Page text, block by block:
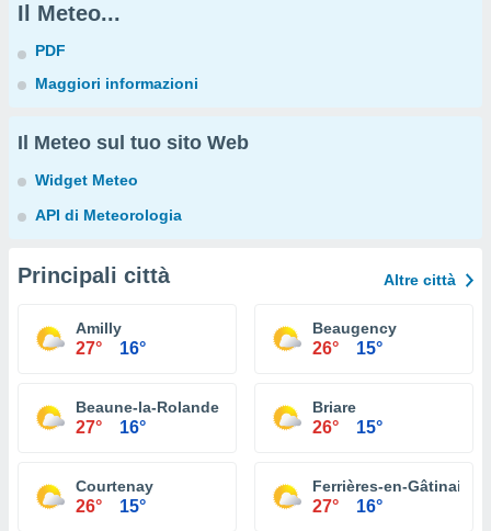
Il Meteo...
PDF
Maggiori informazioni
Il Meteo sul tuo sito Web
Widget Meteo
API di Meteorologia
Principali città Altre città
Amilly
27° 16°
Beaugency
26° 15°
Beaune-la-Rolande
27° 16°
Briare
26° 15°
Courtenay
26° 15°
Ferrières-en-Gâtinais
27° 16°